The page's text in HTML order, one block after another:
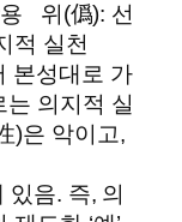
위(僞): 선
적 실천
본성대로 가
는 의지적 실
)은 악이고,
있음. 즉, 의